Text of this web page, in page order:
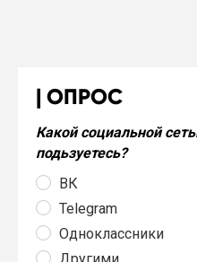
ОПРОС
Какой социальной
подьзуетесь?
ВК
Telegram
Одноклассники